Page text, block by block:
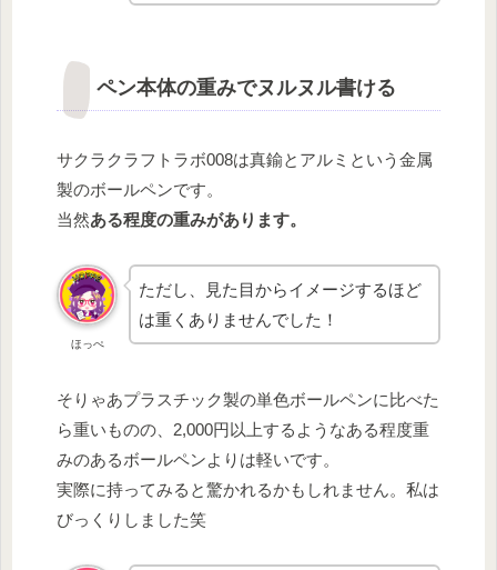
ペン本体の重みでヌルヌル書ける
サクラクラフトラボ008は真鍮とアルミという金属
製のボールペンです。
当然ある程度の重みがあります。
ほっぺ
ただし、見た目からイメージするほど
は重くありませんでした！
そりゃあプラスチック製の単色ボールペンに比べた
ら重いものの、2,000円以上するようなある程度重
みのあるボールペンよりは軽いです。
実際に持ってみると驚かれるかもしれません。私は
びっくりしました笑